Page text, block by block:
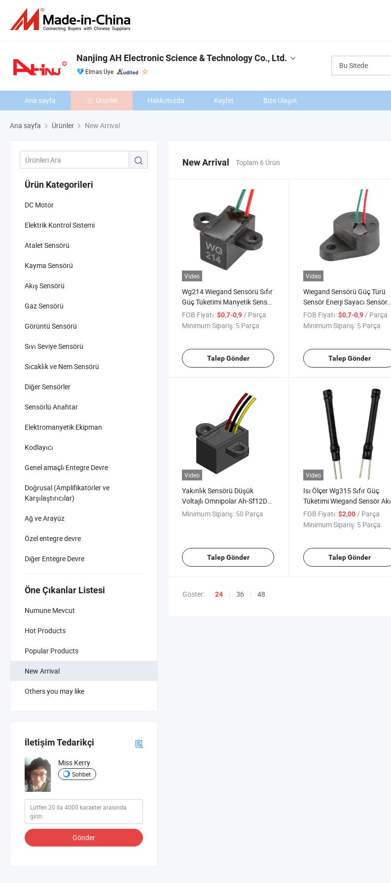
Bu Sitede
Nanjing AH Electronic Science & Technology Co., Ltd.
Elmas Üye
Ana sayfa Ürünler Hakkımızda Keşfet Bize Ulaşın
Ana sayfa Ürünler New Arrival
Ürün Kategorileri
DC Motor
Elektrik Kontrol Sistemi
Atalet Sensörü
Kayma Sensörü
Akış Sensörü
Gaz Sensörü
Görüntü Sensörü
Sıvı Seviye Sensörü
Sıcaklık ve Nem Sensörü
Diğer Sensörler
Sensörlü Anahtar
Elektromanyetik Ekipman
Kodlayıcı
Genel amaçlı Entegre Devre
Doğrusal (Amplifikatörler ve
Karşılaştırıcılar)
Ağ ve Arayüz
Özel entegre devre
Diğer Entegre Devre
Öne Çıkanlar Listesi
Numune Mevcut
Hot Products
Popular Products
New Arrival
Others you may like
İletişim Tedarikçi
Miss Kerry
Sohbet
Gönder
New Arrival Toplam 6 Ürün
Video
Wg214 Wiegand Sensörü Sıfır
Güç Tüketimi Manyetik Sensör
Gaz Sayacı Sensörü
FOB Fiyatı:$0,7-0,9/ Parça
Minimum Sipariş: 5 Parça
Talep Gönder
Video
Wiegand Sensörü Güç Türü
Sensör Enerji Sayacı Sensör
Wg214
FOB Fiyatı: $0,7-0,9/ Parça
Minimum Sipariş: 5 Parça
Talep Gönder
Video
Yakınlık Sensörü Düşük
Voltajlı Omnipolar Ah-Sf12D
Anahtar Yüksek Hassasiyet
Minimum Sipariş: 50 Parça
Talep Gönder
Video
Isı Ölçer Wg315 Sıfır Güç
Tüketimi Wiegand Sensör Akış
Ölçer
FOB Fiyatı: $2,00 / Parça
Minimum Sipariş: 5 Parça
Talep Gönder
Göster: 24 36 48